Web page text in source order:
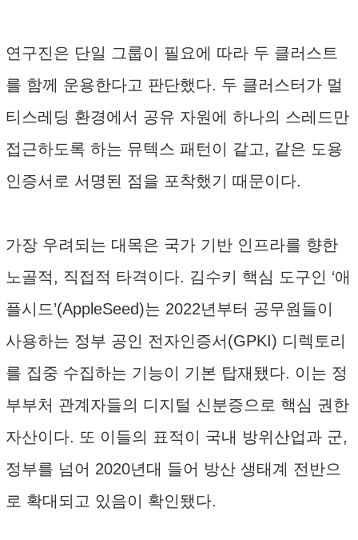
연구진은 단일 그룹이 필요에 따라 두 클러스트
를 함께 운용한다고 판단했다. 두 클러스터가 멀
티스레딩 환경에서 공유 자원에 하나의 스레드만
접근하도록 하는 뮤텍스 패턴이 같고, 같은 도용
인증서로 서명된 점을 포착했기 때문이다.
가장 우려되는 대목은 국가 기반 인프라를 향한
노골적, 직접적 타격이다. 김수키 핵심 도구인 ‘애
플시드’(AppleSeed)는 2022년부터 공무원들이
사용하는 정부 공인 전자인증서(GPKI) 디렉토리
를 집중 수집하는 기능이 기본 탑재됐다. 이는 정
부부처 관계자들의 디지털 신분증으로 핵심 권한
자산이다. 또 이들의 표적이 국내 방위산업과 군,
정부를 넘어 2020년대 들어 방산 생태계 전반으
로 확대되고 있음이 확인됐다.